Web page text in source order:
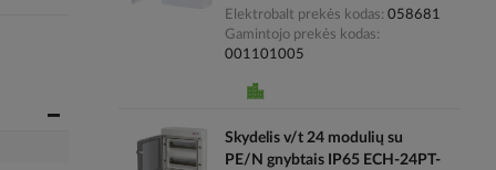
Elektrobalt prekės kodas 058681
Gamintojo prekės kodas
001101005
Skydelis v/t 24 modulių su
PE/N gnybtais IP65 ECH-24PT-